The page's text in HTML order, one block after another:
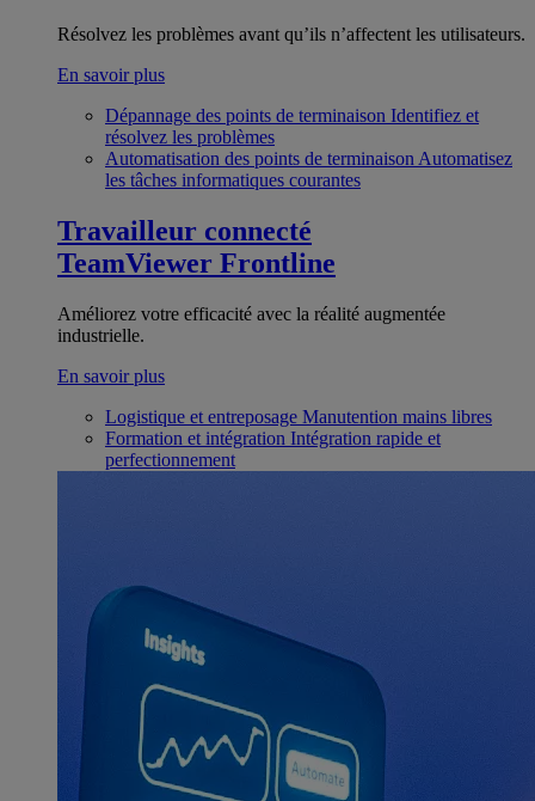
Résolvez les problèmes avant qu’ils n’affectent les utilisateurs.
En savoir plus
Dépannage des points de terminaison Identifiez et
résolvez les problèmes
Automatisation des points de terminaison Automatisez
les tâches informatiques courantes
Travailleur connecté
TeamViewer Frontline
Améliorez votre efficacité avec la réalité augmentée
industrielle.
En savoir plus
Logistique et entreposage Manutention mains libres
Formation et intégration Intégration rapide et
perfectionnement